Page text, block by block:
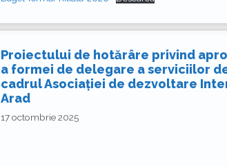
Proiectului de hotărâre privind
a formei de delegare a serviciilor
cadrul Asociației de dezvoltare
Arad
17 octombrie 2025